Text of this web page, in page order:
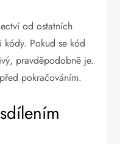
od ostatních
kódy. Pokud se kód
pravděpodobně je.
pokračováním.